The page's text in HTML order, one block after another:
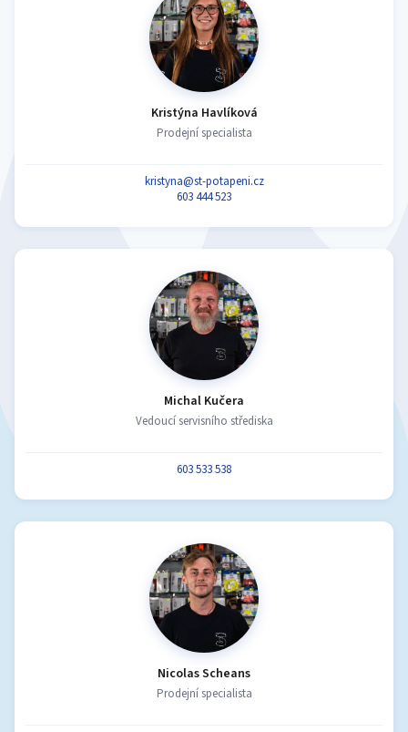
Kristýna Havlíková
Prodejní specialista
kristyna@st-potapeni.cz
603 444 523
Michal Kučera
Vedoucí servisního střediska
603 533 538
Nicolas Scheans
Prodejní specialista